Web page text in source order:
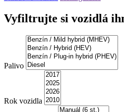
Vyfiltrujte si vozidlá
Palivo
Rok vozidla